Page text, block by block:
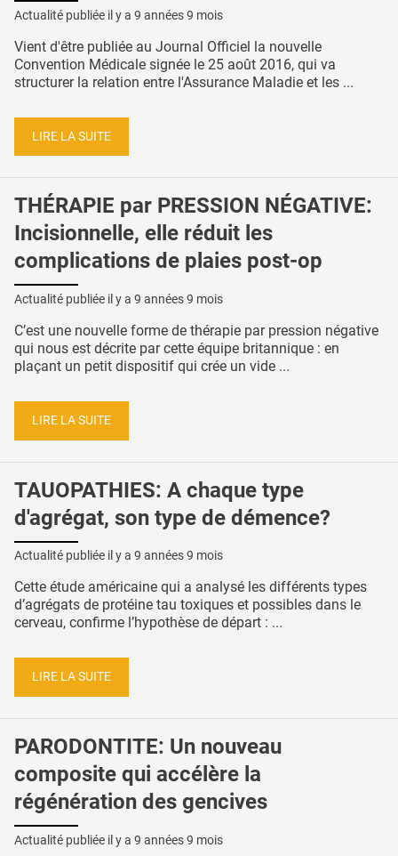
Actualité publiée il y a 9 années 9 mois
Vient d'être publiée au Journal Officiel la nouvelle
Convention Médicale signée le 25 août 2016, qui va
structurer la relation entre l'Assurance Maladie et les ...
LIRE LA SUITE
THÉRAPIE par PRESSION NÉGATIVE:
Incisionnelle, elle réduit les
complications de plaies post-op
Actualité publiée il y a 9 années 9 mois
C’est une nouvelle forme de thérapie par pression négative
qui nous est décrite par cette équipe britannique : en
plaçant un petit dispositif qui crée un vide ...
LIRE LA SUITE
TAUOPATHIES: A chaque type
d'agrégat, son type de démence?
Actualité publiée il y a 9 années 9 mois
Cette étude américaine qui a analysé les différents types
d’agrégats de protéine tau toxiques et possibles dans le
cerveau, confirme l’hypothèse de départ : ...
LIRE LA SUITE
PARODONTITE: Un nouveau
composite qui accélère la
régénération des gencives
Actualité publiée il y a 9 années 9 mois